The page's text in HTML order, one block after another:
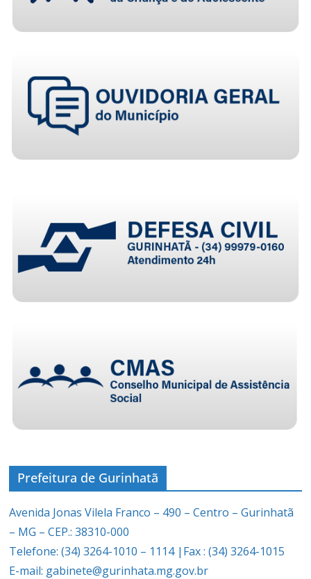
Prefeitura de Gurinhatã
Avenida Jonas Vilela Franco – 490 – Centro – Gurinhatã
– MG – CEP.: 38310-000
Telefone: (34) 3264-1010 – 1114 |Fax : (34) 3264-1015
E-mail: gabinete@gurinhata.mg.gov.br